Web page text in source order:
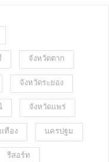
จังหวัดตาก
จังหวัดระยอง
จังหวัดแพร่
ทือง นครปฐม
รีสอร์ท